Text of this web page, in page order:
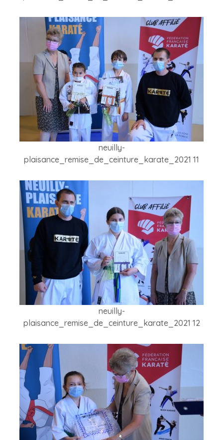
neuilly-
plaisance_remise_de_ceinture_karate_2021 11
neuilly-
plaisance_remise_de_ceinture_karate_2021 12